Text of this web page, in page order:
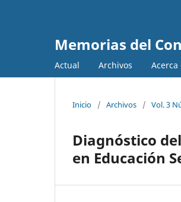
Memorias del
Actual Archivos Acerca
Inicio / Archivos / Vol. 3
Diagnóstico
en Educación